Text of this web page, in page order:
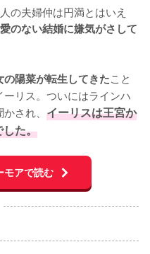
の夫婦仲は円満とはいえ
のない結婚に嫌気がさして
陽菜が転生してきたこと
リス。ついにはラインハ
され、 イーリスは王宮か
した。
モアで読む